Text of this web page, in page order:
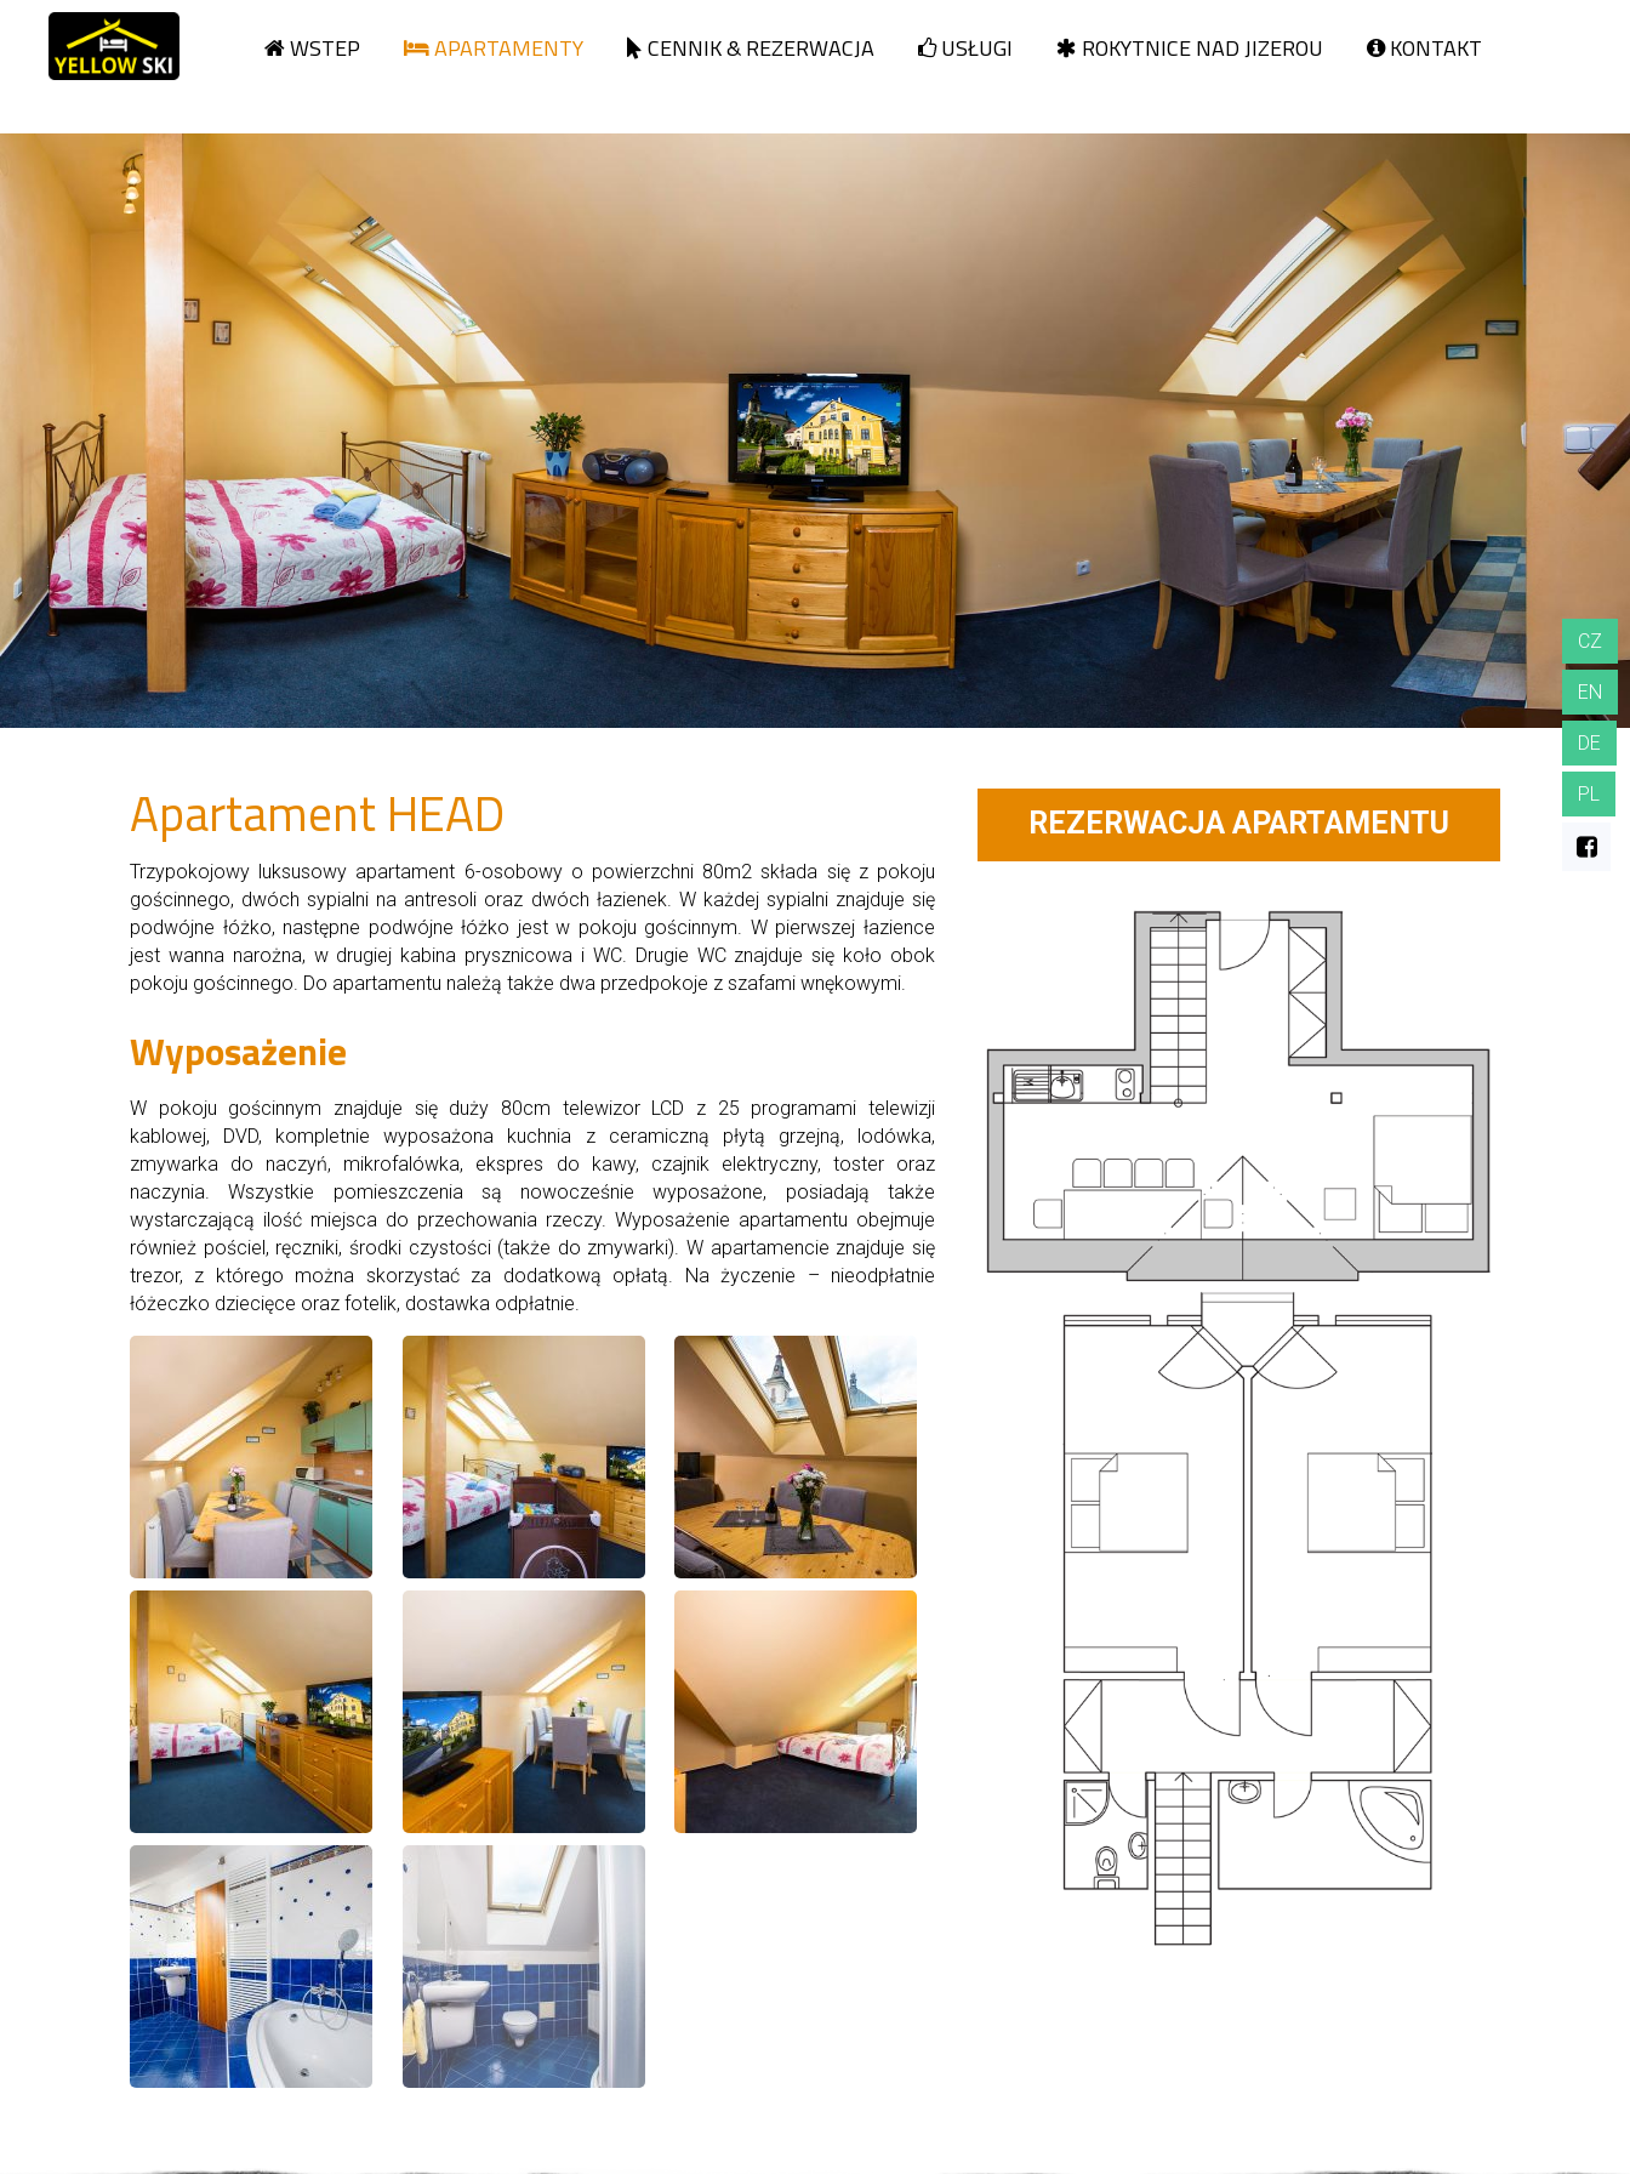
CZ
EN
DE
PL
WSTEP APARTAMENTY CENNIK & REZERWACJA USŁUGI ROKYTNICE NAD JIZEROU KONTAKT
Apartament HEAD
Trzypokojowy luksusowy apartament 6-osobowy o powierzchni 80m2 składa się z pokoju
gościnnego, dwóch sypialni na antresoli oraz dwóch łazienek. W każdej sypialni znajduje się
podwójne łóżko, następne podwójne łóżko jest w pokoju gościnnym. W pierwszej łazience
jest wanna narożna, w drugiej kabina prysznicowa i WC. Drugie WC znajduje się koło obok
pokoju gościnnego. Do apartamentu należą także dwa przedpokoje z szafami wnękowymi.
Wyposażenie
W pokoju gościnnym znajduje się duży 80cm telewizor LCD z 25 programami telewizji
kablowej, DVD, kompletnie wyposażona kuchnia z ceramiczną płytą grzejną, lodówka,
zmywarka do naczyń, mikrofalówka, ekspres do kawy, czajnik elektryczny, toster oraz
naczynia. Wszystkie pomieszczenia są nowocześnie wyposażone, posiadają także
wystarczającą ilość miejsca do przechowania rzeczy. Wyposażenie apartamentu obejmuje
również pościel, ręczniki, środki czystości (także do zmywarki). W apartamencie znajduje się
trezor, z którego można skorzystać za dodatkową opłatą. Na życzenie – nieodpłatnie
łóżeczko dziecięce oraz fotelik, dostawka odpłatnie.
REZERWACJA APARTAMENTU